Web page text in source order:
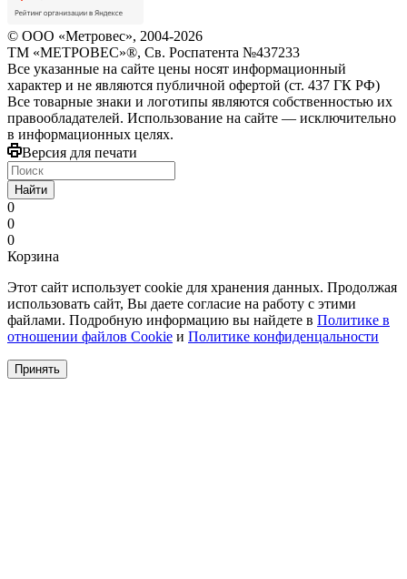
© ООО «Метровес», 2004-2026
ТМ «МЕТРОВЕС»®, Св. Роспатента №4​3​7​2​3​3
Все указанные на сайте цены носят информационный
характер и не являются публичной офертой (ст. 437 ГК РФ)
Все товарные знаки и логотипы являются собственностью их
правообладателей. Использование на сайте — исключительно
в информационных целях.
Версия для печати
Найти
0
0
0
Корзина
Этот сайт использует cookie для хранения данных. Продолжая
использовать сайт, Вы даете согласие на работу с этими
файлами. Подробную информацию вы найдете в Политике в
отношении файлов Cookie и Политике конфиденцальности
Принять